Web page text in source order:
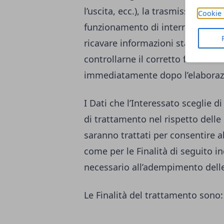
Cookie
l’uscita, ecc.), la trasmissione
funzionamento di internet. Tali
ricavare informazioni statistiche
controllarne il corretto
immediatamente dopo
I Dati che l’Interessato sceglie
di trattamento nel rispetto delle
saranno trattati per consentire
come per le Finalità di seguito
necessario all’adempimento
Le Finalità del trattamento sono: